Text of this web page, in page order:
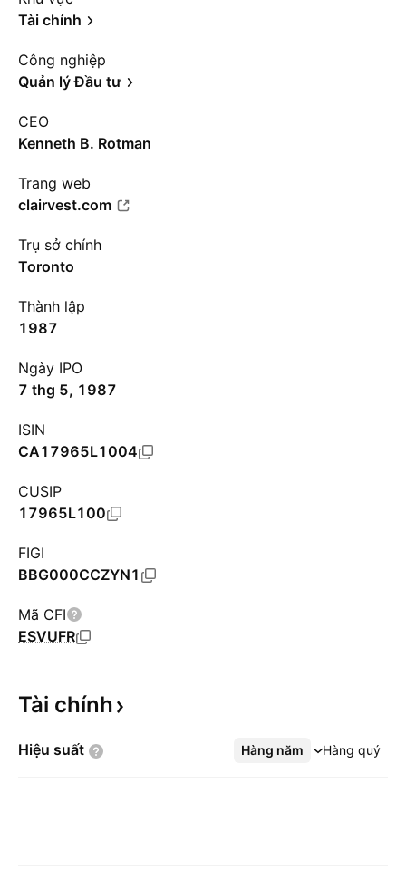
Tài chính
Công nghiệp
Quản lý Đầu tư
CEO
Kenneth B. Rotman
Trang web
clairvest.com
Trụ sở chính
Toronto
Thành lập
1987
Ngày IPO
7 thg 5, 1987
ISIN
CA17965L1004
CUSIP
17965L100
FIGI
BBG000CCZYN1
Mã CFI
ESVUFR
Tài chính
Hiệu suất Hàng năm Hàng quý
Xem thêm